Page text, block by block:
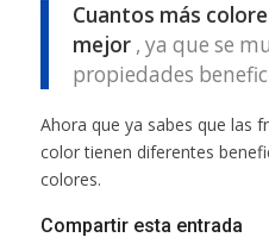
Cuantos más
mejor , ya que se
propiedades
Ahora que ya sabes que las
color tienen diferentes
colores.
Compartir esta entrada